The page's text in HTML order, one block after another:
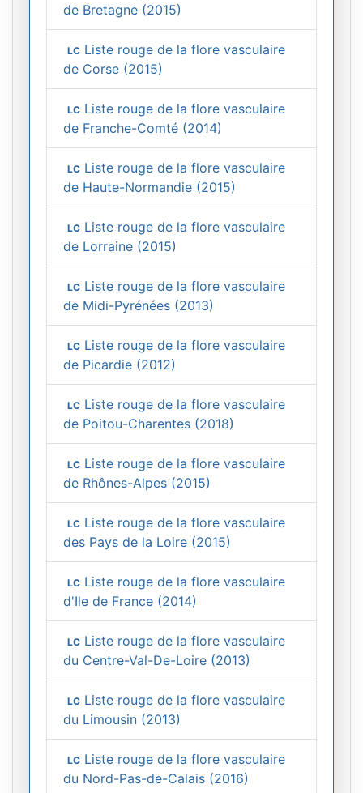
de Bretagne (2015)
LC Liste rouge de la flore vasculaire
de Corse (2015)
LC Liste rouge de la flore vasculaire
de Franche-Comté (2014)
LC Liste rouge de la flore vasculaire
de Haute-Normandie (2015)
LC Liste rouge de la flore vasculaire
de Lorraine (2015)
LC Liste rouge de la flore vasculaire
de Midi-Pyrénées (2013)
LC Liste rouge de la flore vasculaire
de Picardie (2012)
LC Liste rouge de la flore vasculaire
de Poitou-Charentes (2018)
LC Liste rouge de la flore vasculaire
de Rhônes-Alpes (2015)
LC Liste rouge de la flore vasculaire
des Pays de la Loire (2015)
LC Liste rouge de la flore vasculaire
d'Ile de France (2014)
LC Liste rouge de la flore vasculaire
du Centre-Val-De-Loire (2013)
LC Liste rouge de la flore vasculaire
du Limousin (2013)
LC Liste rouge de la flore vasculaire
du Nord-Pas-de-Calais (2016)